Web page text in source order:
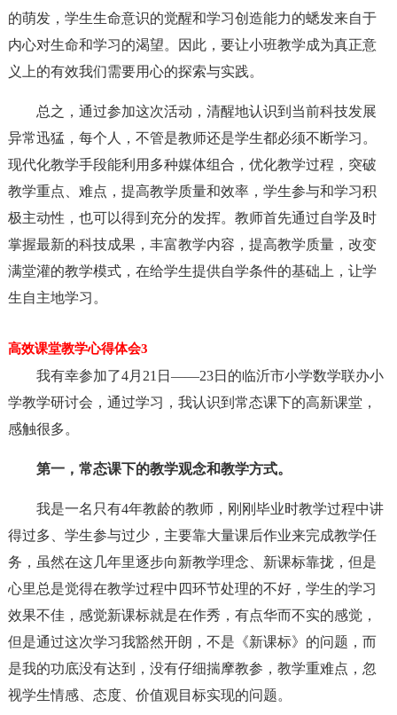
的萌发，学生生命意识的觉醒和学习创造能力的蟋发来自于
内心对生命和学习的渴望。因此，要让小班教学成为真正意
义上的有效我们需要用心的探索与实践。
总之，通过参加这次活动，清醒地认识到当前科技发展
异常迅猛，每个人，不管是教师还是学生都必须不断学习。
现代化教学手段能利用多种媒体组合，优化教学过程，突破
教学重点、难点，提高教学质量和效率，学生参与和学习积
极主动性，也可以得到充分的发挥。教师首先通过自学及时
掌握最新的科技成果，丰富教学内容，提高教学质量，改变
满堂灌的教学模式，在给学生提供自学条件的基础上，让学
生自主地学习。
高效课堂教学心得体会3
我有幸参加了4月21日——23日的临沂市小学数学联办小
学教学研讨会，通过学习，我认识到常态课下的高新课堂，
感触很多。
第一，常态课下的教学观念和教学方式。
我是一名只有4年教龄的教师，刚刚毕业时教学过程中讲
得过多、学生参与过少，主要靠大量课后作业来完成教学任
务，虽然在这几年里逐步向新教学理念、新课标靠拢，但是
心里总是觉得在教学过程中四环节处理的不好，学生的学习
效果不佳，感觉新课标就是在作秀，有点华而不实的感觉，
但是通过这次学习我豁然开朗，不是《新课标》的问题，而
是我的功底没有达到，没有仔细揣摩教参，教学重难点，忽
视学生情感、态度、价值观目标实现的问题。